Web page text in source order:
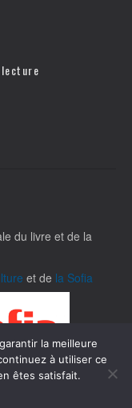
du livre et de la
et de la Sofia
la meilleure
à utiliser ce
êtes satisfait.